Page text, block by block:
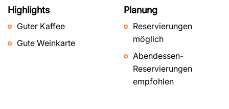
Highlights
Guter Kaffee
Gute Weinkarte
Planung
Reservierungen
möglich
Abendessen-
Reservierungen
empfohlen